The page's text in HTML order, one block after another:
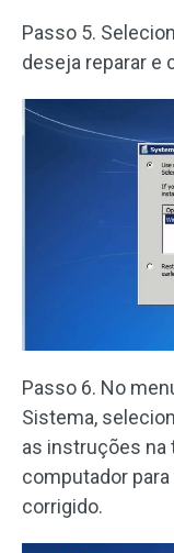
Passo 5.
deseja reparar e
Passo 6. No
Sistema,
as instruções na
computador
corrigido.